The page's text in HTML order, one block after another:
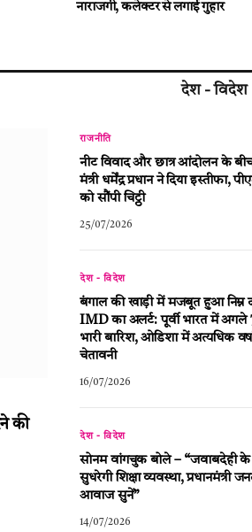
नाराजगी, कलेक्टर से लगाई गुहार
देश - विदेश
की
राजनीति
नीट विवाद और छात्र आंदोलन के बीच
मंत्री धर्मेंद्र प्रधान ने दिया इस्तीफा,
को सौंपी चिट्ठी
25/07/2026
देश - विदेश
बंगाल की खाड़ी में मजबूत हुआ निम्न
IMD का अलर्ट: पूर्वी भारत में अगले
भारी बारिश, ओडिशा में अत्यधिक
चेतावनी
16/07/2026
देश - विदेश
सोनम वांगचुक बोले – “जवाबदेही के
सुधरेगी शिक्षा व्यवस्था, प्रधानमंत्री
आवाज सुनें”
14/07/2026